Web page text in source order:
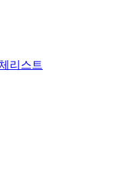
리스트